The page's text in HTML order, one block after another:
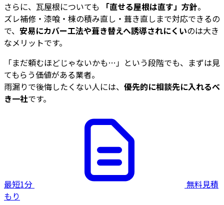
さらに、瓦屋根についても
「直せる屋根は直す」方針。
ズレ補修・漆喰・棟の積み直し・葺き直しまで対応できるの
で、 安易にカバー工法や葺き替えへ誘導されにくいのは大き
なメリットです。
「まだ頼むほどじゃないかも…」という段階でも、まずは見
てもらう価値がある業者。
雨漏りで後悔したくない人には、 優先的に相談先に入れるべ
き一社です。
最短1分
無料見積
もり